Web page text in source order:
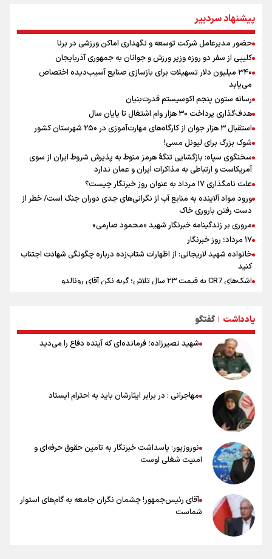
یوسفی: جای بخیه سرم یادگار یک سانحه است، نه دعوا!/ انتظار داشتیم تیم
ملی از گروهش صعود کند + فیلم
کالبدشکافی استقلال پیش از لیگ بیست‌و‌ششم/ آبی‌پوشان با چه وضعیتی
وارد لیگ می‌شوند؟
محمد نوری روبروی پرسپولیس می ایستد!
نوروزپور: پاسداشت خبرنگار به تامین حقوق حرفه‌ای و امنیت شغلی اوست
پیشنهاد سردبیر
حضور مدیرعامل شرکت توسعه و نگهداری اماکن ورزشی در برنا
کلیپی از سفر دو روزه وزیر ورزش و جوانان به جمهوری آذربایجان
۳۴۰ میلیون دلار تسهیلات برای بازسازی صنایع آسیب‌دیده اختصاص
می‌یابد
رسانه ستون پنجم اکوسیستم قدرت‌بنیان
هدف‌گذاری پرداخت ۳۰ هزار وام اشتغال تا پایان سال
استقبال ۳ هزار جوان از کارگاه‌های مهارت‌آموزی در ۲۵۰ شهرستان کشور
شوک بزرگ برای لیونل مسی!
سخنگوی سپاه: بازگشایی تنگۀ هرمز منوط به پذیرش شروط ایران از سوی
آمریکاست و ارتباطی به مذاکرات ایران و عمان ندارد
علت نامگذاری ۱۷ مرداد به عنوان روز خبرنگار چیست؟
ورود مواد آلاینده به منابع آب از نگرانی‌های جدی دوران جنگ است/ خطر از
دست رفتن باروری خاک
مروری بر زندگینامه خبرنگار شهید «محمود صارمی»
۱۷ مرداد؛ روز خبرنگار
خانواده شهید لاریجانی: از اظهارات شتاب‌زده درباره چگونگی شهادت اجتناب
کنید
اشک‌های CR7 به قیمت ۲۳ سال تلاش؛ گریه نکن آقای رونالدو
تلاش مدام برای زنده نگه داشتن هنر ایرانی
نصرتی: پاسخ بیرانوند سنخیتی با صحبت‌های علی دایی نداشت/
ملی‌پوشان نباید از خودشان تعریف کنند!
خلعتبری: جای دو سه نفر در جام جهانی خالی بود/ تیم ملی نیاز به تغییر
نسل دارد/ دوست دارم آرژانتین قهرمان شود
شاهرخی: اندازه داشته‌هایمان از بازار جام جهانی برداشت کردیم/ دودستی
سرنوشت صعود را به تیم‌های دیگر سپردیم
عالمی: جام جهانی از مرحله حذفی جان گرفت/ درباره شیوه بازی تیم ملی
نقد وجود دارد
یادداشت | گفتگو
شهید نصیرزاده؛ فرمانده‌ای که آینده دفاع را می‌دید
مهاجرانی : در برابر ایثارشان باید به احترام ایستاد
نوروزپور: پاسداشت خبرنگار به تامین حقوق حرفه‌ای و
امنیت شغلی اوست
آقای رئیس‌جمهور! چشمان نگران جامعه به گام‌های استوار
شماست